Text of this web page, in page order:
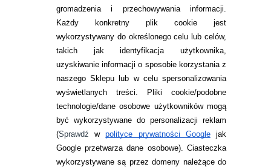
gromadzenia i przechowywania informacji.
Każdy konkretny plik cookie jest
wykorzystywany do określonego celu lub celów,
takich jak identyfikacja użytkownika,
uzyskiwanie informacji o sposobie korzystania z
naszego Sklepu lub w celu spersonalizowania
wyświetlanych treści.
Pliki cookie/podobne
technologie/dane osobowe użytkowników mogą
być wykorzystywane do personalizacji reklam
(Sprawdźwpolityce prywatności Googlejak
Google przetwarza dane osobowe). Ciasteczka
wykorzystywane są przez domeny należące do
INFORMACJE KONTAKTOWE
JAK ZAMAWIAĆ?
ZWROTY I REKLAMACJA
WARUNKI ZAKUPÓW